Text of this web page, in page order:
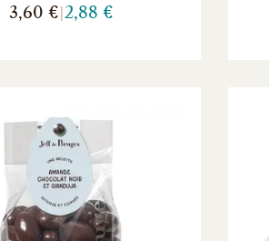
3,60 € 2,88 €